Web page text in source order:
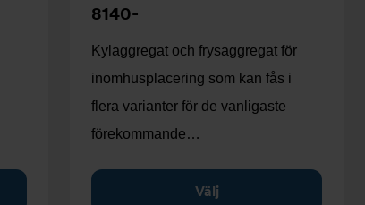
8140-
Kylaggregat och frysaggregat för
inomhusplacering som kan fås i
flera varianter för de vanligaste
förekommande…
Välj